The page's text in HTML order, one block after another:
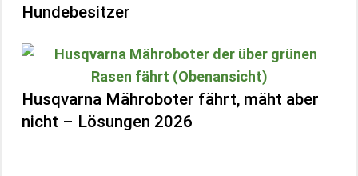
Hundebesitzer
Husqvarna Mähroboter fährt, mäht aber
nicht – Lösungen 2026